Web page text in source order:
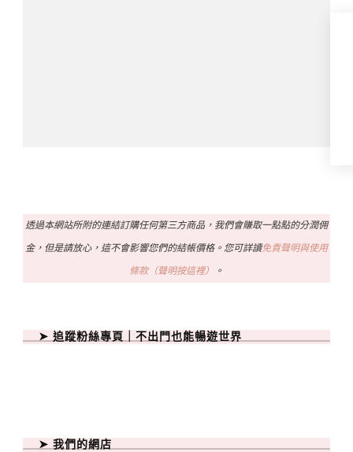
透過本網站所附的連結訂購任何第三方商品，我們會賺取一點點的分潤佣
金，但是請放心，這不會影響您們的結帳價格。您可詳讀免責聲明與使用
條款（聲明按這裡） 。
➤ 追蹤粉絲專頁｜不出門也能暢遊世界
➤ 我們的網店